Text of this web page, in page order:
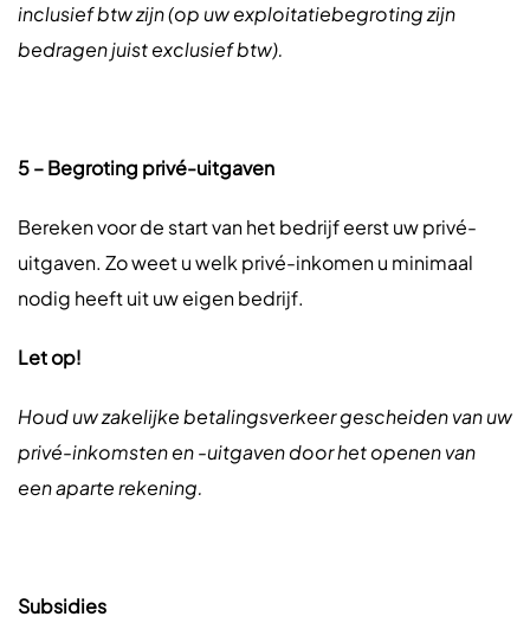
inclusief btw zijn (op uw exploitatiebegroting zijn
bedragen juist exclusief btw).
5 – Begroting privé-uitgaven
Bereken voor de start van het bedrijf eerst uw privé-
uitgaven. Zo weet u welk privé-inkomen u minimaal
nodig heeft uit uw eigen bedrijf.
Let op!
Houd uw zakelijke betalingsverkeer gescheiden van uw
privé-inkomsten en -uitgaven door het openen van
een aparte rekening.
Subsidies